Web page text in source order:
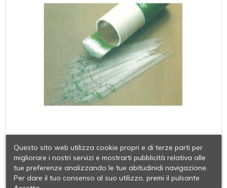
Questo sito web utilizza cookie propri e di terze parti per
migliorare i nostri servizi e mostrarti pubblicità relativa alle
tue preferenze analizzando le tue abitudinidi navigazione.
Per dare il tuo consenso al suo utilizzo, premi il pulsante